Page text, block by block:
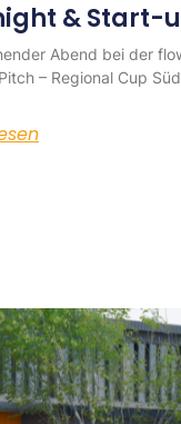
& Start-
Abend bei der
– Regional Cup